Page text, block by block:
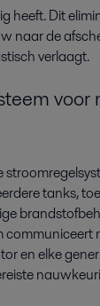
heeft. Dit
naar de
verlaagt.
voor
tanks,
communiceert
en elke